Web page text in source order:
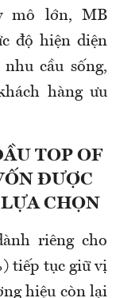
mô lớn, MB
độ hiện diện
cầu sống,
hàng ưu
TOP OF
ĐƯỢC
CHỌN
riêng cho
tiếp tục giữ vị
hiệu còn lại